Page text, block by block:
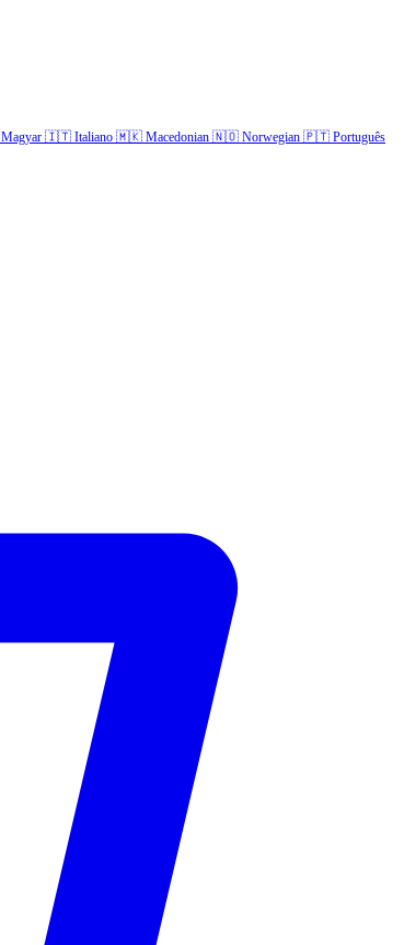
Magyar 🇮🇹 Italiano 🇲🇰 Macedonian 🇳🇴 Norwegian 🇵🇹 Português